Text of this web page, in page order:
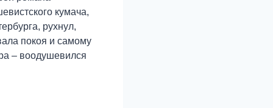
кумача,
рухнул,
покоя и самому
– воодушевился